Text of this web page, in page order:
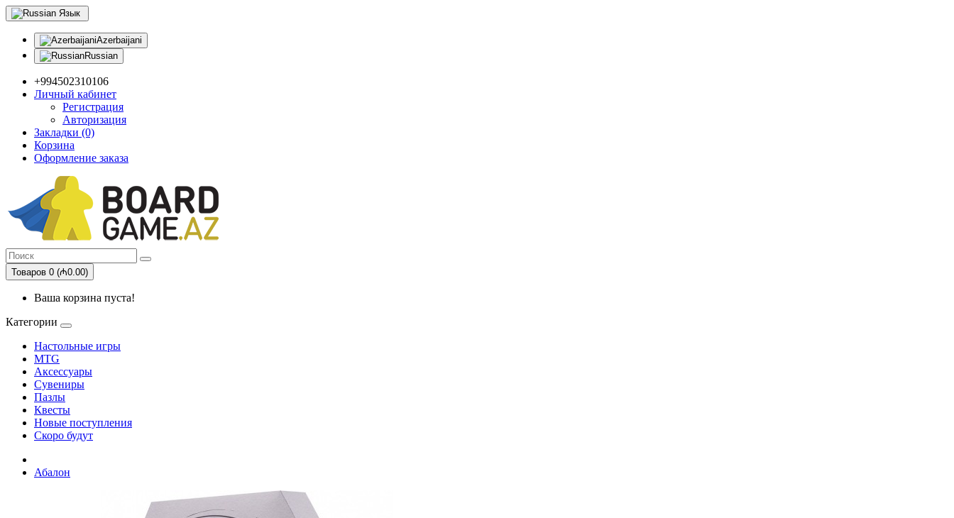
Язык
Azerbaijani
Russian
+994502310106
Личный кабинет
Регистрация
Авторизация
Закладки (0)
Корзина
Оформление заказа
Товаров 0 (₼0.00)
Ваша корзина пуста!
Категории
Настольные игры
MTG
Аксессуары
Сувениры
Пазлы
Квесты
Новые поступления
Скоро будут
Абалон